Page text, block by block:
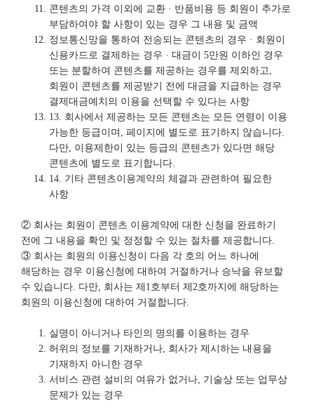
콘텐츠의 가격 이외에 교환 · 반품비용 등 회원이 추가로
부담하여야 할 사항이 있는 경우 그 내용 및 금액
정보통신망을 통하여 전송되는 콘텐츠의 경우 · 회원이
신용카드로 결제하는 경우 · 대금이 5만원 이하인 경우
또는 분할하여 콘텐츠를 제공하는 경우를 제외하고,
회원이 콘텐츠를 제공받기 전에 대금을 지급하는 경우
결제대금예치의 이용을 선택할 수 있다는 사항
13. 회사에서 제공하는 모든 콘텐츠는 모든 연령이 이용
가능한 등급이며, 페이지에 별도로 표기하지 않습니다.
다만, 이용제한이 있는 등급의 콘텐츠가 있다면 해당
콘텐츠에 별도로 표기합니다.
14. 기타 콘텐츠이용계약의 체결과 관련하여 필요한
사항
② 회사는 회원이 콘텐츠 이용계약에 대한 신청을 완료하기
전에 그 내용을 확인 및 정정할 수 있는 절차를 제공합니다.
③ 회사는 회원의 이용신청이 다음 각 호의 어느 하나에
해당하는 경우 이용신청에 대하여 거절하거나 승낙을 유보할
수 있습니다. 다만, 회사는 제1호부터 제2호까지에 해당하는
회원의 이용신청에 대하여 거절합니다.
실명이 아니거나 타인의 명의를 이용하는 경우
허위의 정보를 기재하거나, 회사가 제시하는 내용을
기재하지 아니한 경우
서비스 관련 설비의 여유가 없거나, 기술상 또는 업무상
문제가 있는 경우